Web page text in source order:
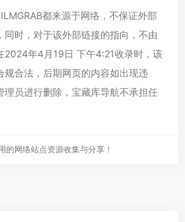
都来源于网络，不保证外部
同时，对于该外部链接的指向，不由
2024年4月19日 下午4:21收录时，该
规合法，后期网页的内容如出现违
理员进行删除，宝藏库导航不承担任
的网络站点资源收集与分享！